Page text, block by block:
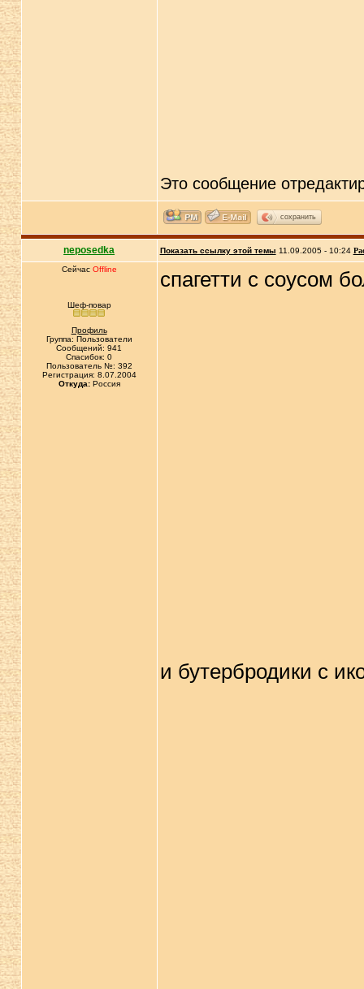
Это сообщение
сохранить
neposedka Показать ссылку этой темы 11.09.2005 - 10:24
Сейчас Offline
Шеф-повар
Профиль
Группа: Пользователи
Сообщений: 941
Спасибок: 0
Пользователь №: 392
Регистрация: 8.07.2004
Откуда:Россия
спагетти с соусом
и бутербродики с